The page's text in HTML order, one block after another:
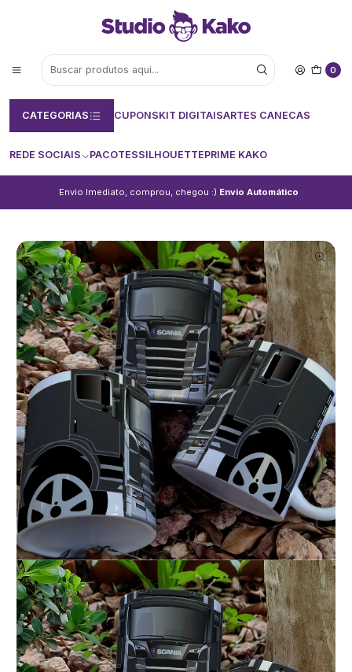
0
CATEGORIAS CUPONSKIT DIGITAISARTES CANECAS
REDE SOCIAIS PACOTESSILHOUETTEPRIME KAKO
Envio Imediato, comprou, chegou :) Envio Automático